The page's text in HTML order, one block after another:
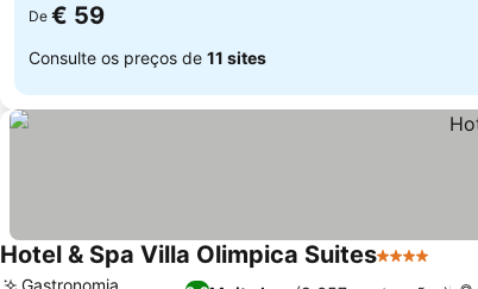
De € 59
Consulte os preços de 11 sites
Hotel & Spa Villa Olimpica Suites4 Estrelas
Gastronomia